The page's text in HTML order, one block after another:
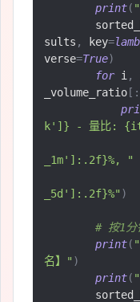
print(
sults , key=
verse=True)
for i ,
_volume_ratio[:
k']} - 量比:
_1m']:.2f}%, "
_5d']:.2f}%" )
# 按1分
print(
名】" )
print(